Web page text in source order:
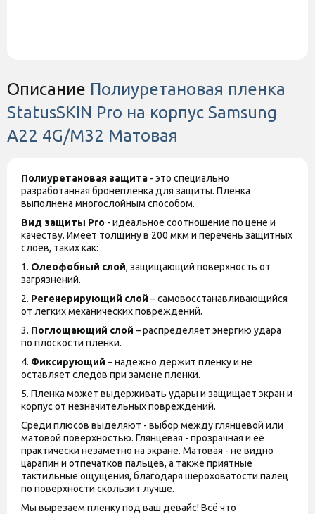
Описание Полиуретановая пленка
StatusSKIN Pro на корпус Samsung
A22 4G/M32 Матовая
Полиуретановая защита - это специально
разработанная бронепленка для защиты. Пленка
выполнена многослойным способом.
Вид защиты Pro - идеальное соотношение по цене и
качеству. Имеет толщину в 200 мкм и перечень защитных
слоев, таких как:
1. Олеофобный слой, защищающий поверхность от
загрязнений.
2. Регенерирующий слой – самовосстанавливающийся
от легких механических повреждений.
3. Поглощающий слой – распределяет энергию удара
по плоскости пленки.
4. Фиксирующий – надежно держит пленку и не
оставляет следов при замене пленки.
5. Пленка может выдерживать удары и защищает экран и
корпус от незначительных повреждений.
Среди плюсов выделяют - выбор между глянцевой или
матовой поверхностью. Глянцевая - прозрачная и её
практически незаметно на экране. Матовая - не видно
царапин и отпечатков пальцев, а также приятные
тактильные ощущения, благодаря шероховатости палец
по поверхности скользит лучше.
Мы вырезаем пленку под ваш девайс! Всё что